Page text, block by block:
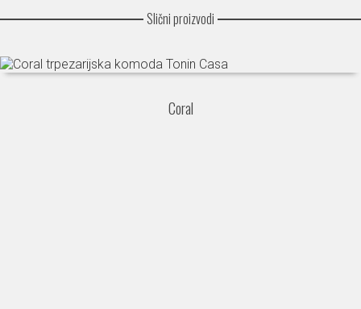
Slični proizvodi
Coral